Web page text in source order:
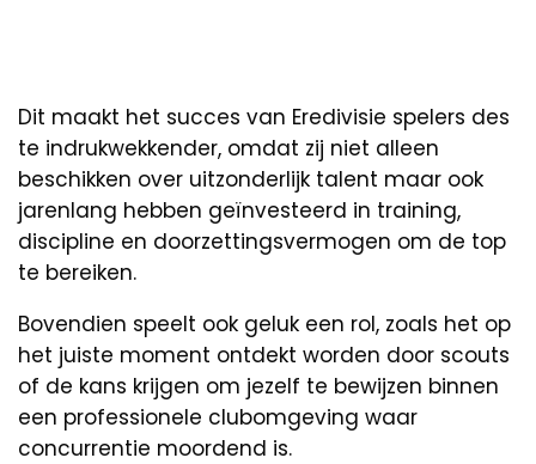
Dit maakt het succes van Eredivisie spelers des
te indrukwekkender, omdat zij niet alleen
beschikken over uitzonderlijk talent maar ook
jarenlang hebben geïnvesteerd in training,
discipline en doorzettingsvermogen om de top
te bereiken.
Bovendien speelt ook geluk een rol, zoals het op
het juiste moment ontdekt worden door scouts
of de kans krijgen om jezelf te bewijzen binnen
een professionele clubomgeving waar
concurrentie moordend is.